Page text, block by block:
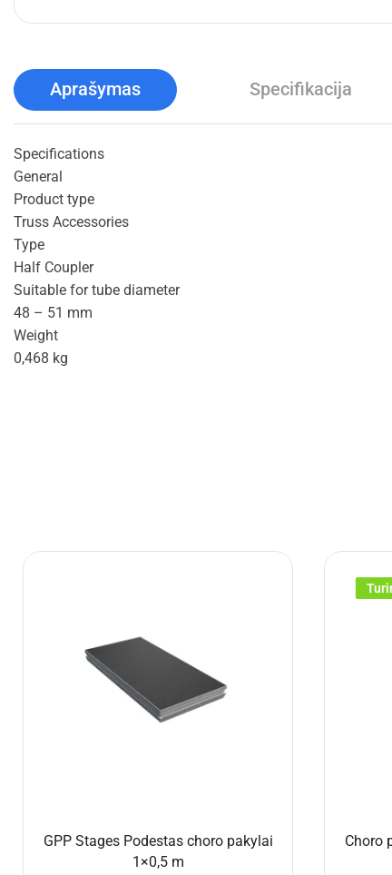
Aprašymas Specifikacija
Specifications
General
Product type
Truss Accessories
Type
Half Coupler
Suitable for tube diameter
48 – 51 mm
Weight
0,468 kg
GPP Stages Podestas choro pakylai
1×0,5 m
Choro